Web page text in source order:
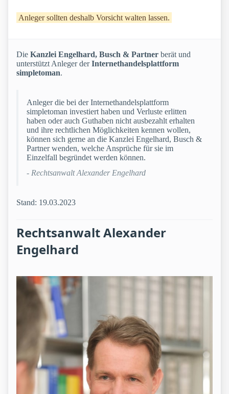
Anleger sollten deshalb Vorsicht walten lassen.
Die Kanzlei Engelhard, Busch & Partner berät und
unterstützt Anleger derInternethandelsplattform
simpletoman.
Anleger die bei der Internethandelsplattform
simpletoman investiert haben und Verluste erlitten
haben oder auch Guthaben nicht ausbezahlt erhalten
und ihre rechtlichen Möglichkeiten kennen wollen,
können sich gerne an die Kanzlei Engelhard, Busch &
Partner wenden, welche Ansprüche für sie im
Einzelfall begründet werden können.
- Rechtsanwalt Alexander Engelhard
Stand: 19.03.2023
Rechtsanwalt Alexander
Engelhard